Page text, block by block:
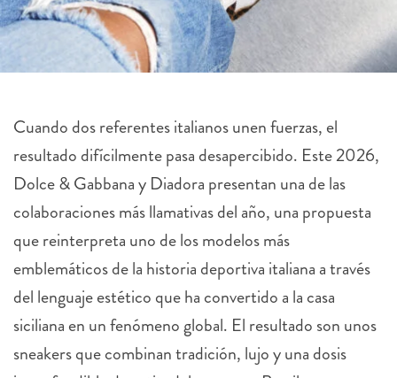
resultado difícilmente pasa desapercibido. Este 2026,
Dolce & Gabbana y Diadora presentan una de las
colaboraciones más llamativas del año, una propuesta
que reinterpreta uno de los modelos más
emblemáticos de la historia deportiva italiana a través
del lenguaje estético que ha convertido a la casa
siciliana en un fenómeno global. El resultado son unos
sneakers que combinan tradición, lujo y una dosis
inconfundible de actitud: los nuevos Brasil con